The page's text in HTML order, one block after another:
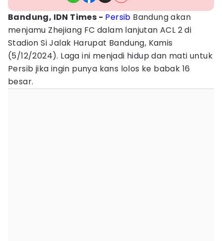
Bandung, IDN Times - Persib Bandung akan
menjamu Zhejiang FC dalam lanjutan ACL 2 di
Stadion Si Jalak Harupat Bandung, Kamis
(5/12/2024). Laga ini menjadi hidup dan mati untuk
Persib jika ingin punya kans lolos ke babak 16
besar.